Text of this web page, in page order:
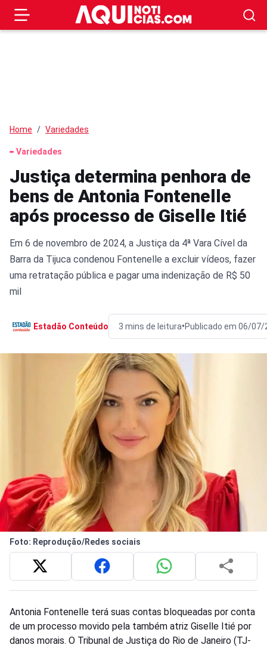
Home Variedades
Variedades
Justiça determina penhora de
bens de Antonia Fontenelle
após processo de Giselle Itié
Em 6 de novembro de 2024, a Justiça da 4ª Vara Cível da
Barra da Tijuca condenou Fontenelle a excluir vídeos, fazer
uma retratação pública e pagar uma indenização de R$ 50
mil
Estadão Conteúdo 3 mins de leitura•Publicado em 06/07/
Foto: Reprodução/Redes sociais
Antonia Fontenelle terá suas contas bloqueadas por conta
de um processo movido pela também atriz Giselle Itié por
danos morais. O Tribunal de Justiça do Rio de Janeiro (TJ-